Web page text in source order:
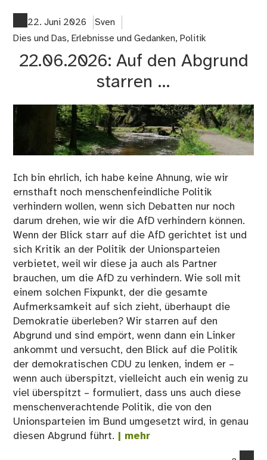
22. Juni 2026
Sven
Dies und Das, Erlebnisse und Gedanken, Politik
22.06.2026: Auf den Abgrund
starren …
Ich bin ehrlich, ich habe keine Ahnung, wie wir
ernsthaft noch menschenfeindliche Politik
verhindern wollen, wenn sich Debatten nur noch
darum drehen, wie wir die AfD verhindern können.
Wenn der Blick starr auf die AfD gerichtet ist und
sich Kritik an der Politik der Unionsparteien
verbietet, weil wir diese ja auch als Partner
brauchen, um die AfD zu verhindern. Wie soll mit
einem solchen Fixpunkt, der die gesamte
Aufmerksamkeit auf sich zieht, überhaupt die
Demokratie überleben? Wir starren auf den
Abgrund und sind empört, wenn dann ein Linker
ankommt und versucht, den Blick auf die Politik
der demokratischen CDU zu lenken, indem er –
wenn auch überspitzt, vielleicht auch ein wenig zu
viel überspitzt – formuliert, dass uns auch diese
menschenverachtende Politik, die von den
Unionsparteien im Bund umgesetzt wird, in genau
diesen Abgrund führt. | mehr